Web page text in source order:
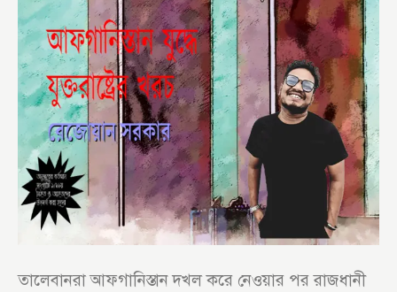
তালেবানরা আফগানিস্তান দখল করে নেওয়ার পর রাজধানী